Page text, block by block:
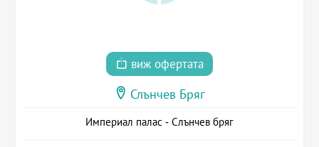
виж офертата
Слънчев Бряг
Империал палас - Слънчев бряг